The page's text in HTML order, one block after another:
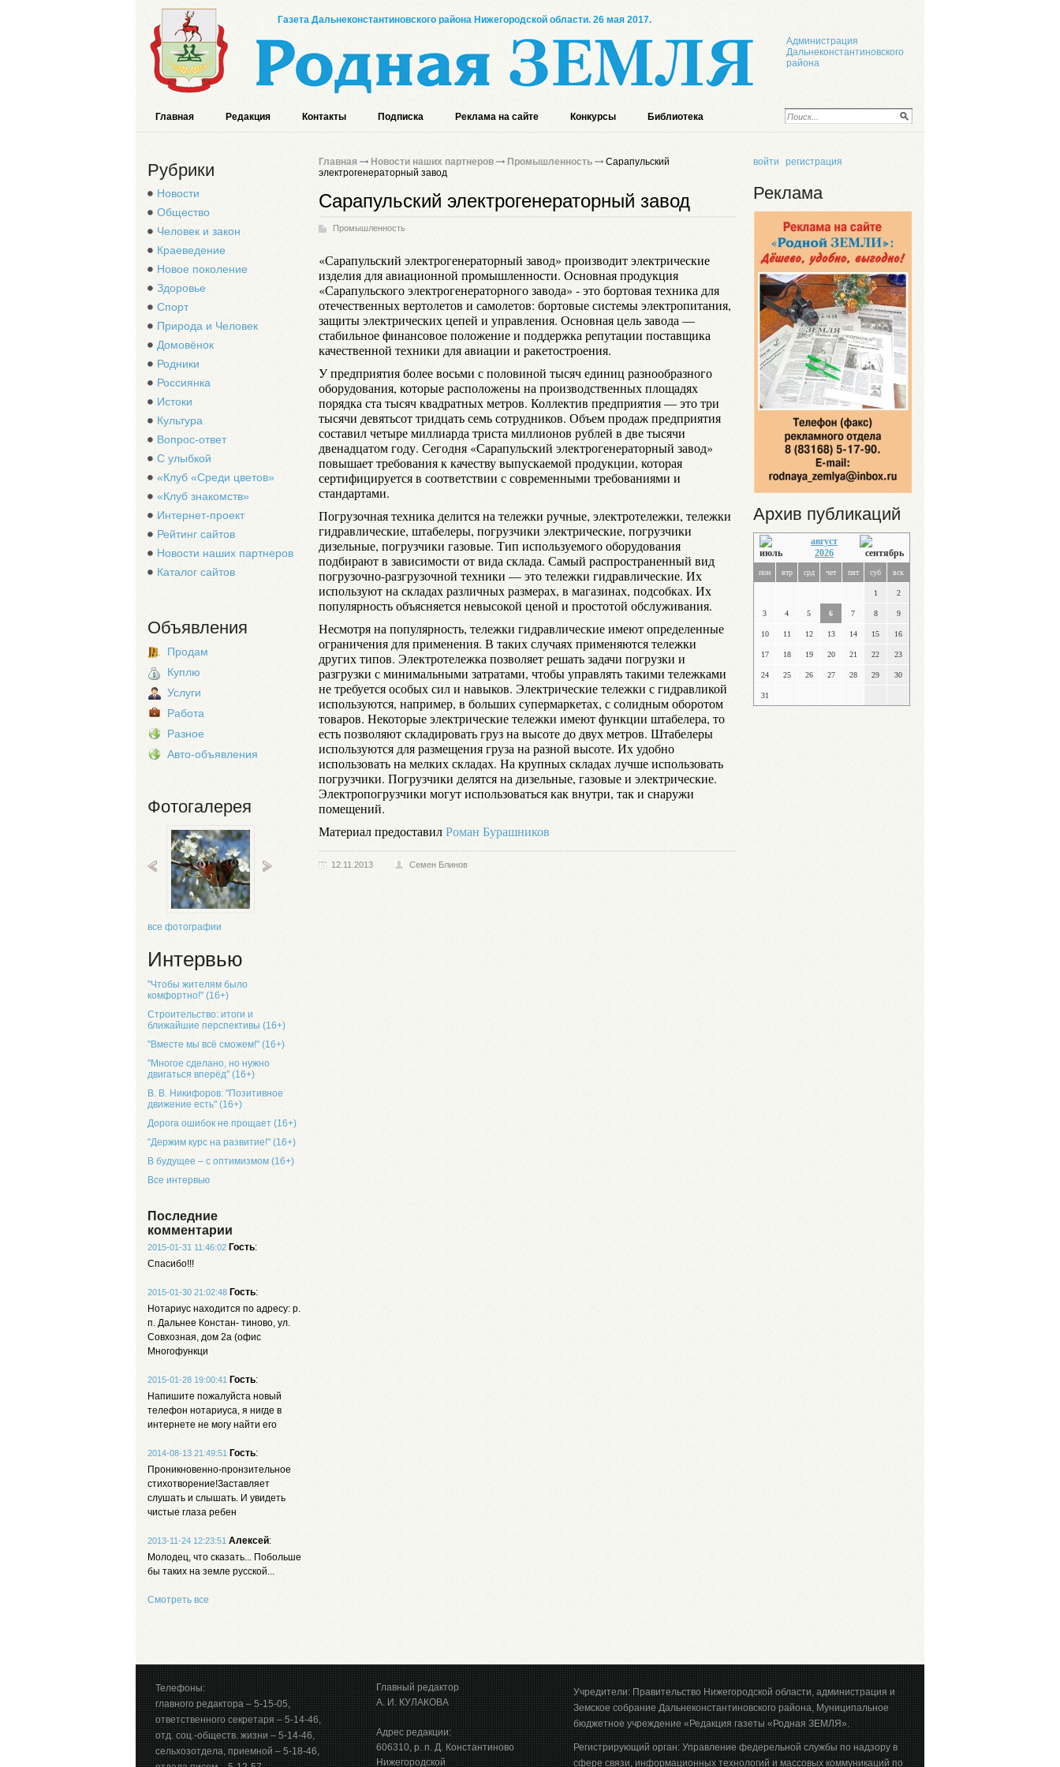
Газета Дальнеконстантиновского района Нижегородской области. 26 мая 2017.
Администрация
Дальнеконстантиновского
района
Главная Редакция Контакты Подписка Реклама на сайте Конкурсы Библиотека
Рубрики
Новости
Общество
Человек и закон
Краеведение
Новое поколение
Здоровье
Спорт
Природа и Человек
Домовёнок
Родники
Россиянка
Истоки
Культура
Вопрос-ответ
С улыбкой
«Клуб «Среди цветов»
«Клуб знакомств»
Интернет-проект
Рейтинг сайтов
Новости наших партнеров
Каталог сайтов
Объявления
Продам
Куплю
Услуги
Работа
Разное
Авто-объявления
Фотогалерея
все фотографии
Интервью
"Чтобы жителям было
комфортно!" (16+)
Строительство: итоги и
ближайшие перспективы (16+)
"Вместе мы всё сможем!" (16+)
"Многое сделано, но нужно
двигаться вперёд" (16+)
В. В. Никифоров: "Позитивное
движение есть" (16+)
Дорога ошибок не прощает (16+)
"Держим курс на развитие!" (16+)
В будущее – с оптимизмом (16+)
Все интервью
Последние
комментарии
2015-01-31 11:46:02 Гость:
Спасибо!!!
2015-01-30 21:02:48 Гость:
Нотариус находится по адресу: р.
п. Дальнее Констан- тиново, ул.
Совхозная, дом 2а (офис
Многофункци
2015-01-28 19:00:41 Гость:
Напишите пожалуйста новый
телефон нотариуса, я нигде в
интернете не могу найти его
2014-08-13 21:49:51 Гость:
Проникновенно-пронзительное
стихотворение!Заставляет
слушать и слышать. И увидеть
чистые глаза ребен
2013-11-24 12:23:51 Алексей:
Молодец, что сказать... Побольше
бы таких на земле русской...
Смотреть все
Главная Новости наших партнеров Промышленность
Сарапульский
электрогенераторный завод
Сарапульский электрогенераторный завод
Промышленность
«Сарапульский электрогенераторный завод» производит электрические
изделия для авиационной промышленности. Основная продукция
«Сарапульского электрогенераторного завода» - это бортовая техника для
отечественных вертолетов и самолетов: бортовые системы электропитания,
защиты электрических цепей и управления. Основная цель завода —
стабильное финансовое положение и поддержка репутации поставщика
качественной техники для авиации и ракетостроения.
У предприятия более восьми с половиной тысяч единиц разнообразного
оборудования, которые расположены на производственных площадях
порядка ста тысяч квадратных метров. Коллектив предприятия — это три
тысячи девятьсот тридцать семь сотрудников. Объем продаж предприятия
составил четыре миллиарда триста миллионов рублей в две тысячи
двенадцатом году. Сегодня «Сарапульский электрогенераторный завод»
повышает требования к качеству выпускаемой продукции, которая
сертифицируется в соответствии с современными требованиями и
стандартами.
Погрузочная техника делится на тележки ручные, электротележки, тележки
гидравлические, штабелеры, погрузчики электрические, погрузчики
дизельные, погрузчики газовые. Тип используемого оборудования
подбирают в зависимости от вида склада. Самый распространенный вид
погрузочно-разгрузочной техники — это тележки гидравлические. Их
используют на складах различных размерах, в магазинах, подсобках. Их
популярность объясняется невысокой ценой и простотой обслуживания.
Несмотря на популярность, тележки гидравлические имеют определенные
ограничения для применения. В таких случаях применяются тележки
других типов. Электротележка позволяет решать задачи погрузки и
разгрузки с минимальными затратами, чтобы управлять такими тележками
не требуется особых сил и навыков. Электрические тележки с гидравликой
используются, например, в больших супермаркетах, с солидным оборотом
товаров. Некоторые электрические тележки имеют функции штабелера, то
есть позволяют складировать груз на высоте до двух метров. Штабелеры
используются для размещения груза на разной высоте. Их удобно
использовать на мелких складах. На крупных складах лучше использовать
погрузчики. Погрузчики делятся на дизельные, газовые и электрические.
Электропогрузчики могут использоваться как внутри, так и снаружи
помещений.
Материал предоставилРоман Бурашников
12.11.2013 Семен Блинов
войти регистрация
Реклама
Архив публикаций
август
2026
пон втр срд чет пят суб вск
1 2
3 4 5 6 7 8 9
10 11 12 13 14 15 16
17 18 19 20 21 22 23
24 25 26 27 28 29 30
31
Телефоны:
главного редактора – 5-15-05,
ответственного секретаря – 5-14-46,
отд. соц.-обществ. жизни – 5-14-46,
сельхозотдела, приемной – 5-18-46,
Главный редактор
А. И. КУЛАКОВА
Адрес редакции:
606310, р. п. Д. Константиново
Нижегородской
Учредители: Правительство Нижегородской области, администрация и
Земское собрание Дальнеконстантиновского района, Муниципальное
бюджетное учреждение «Редакция газеты «Родная ЗЕМЛЯ».
Регистрирующий орган: Управление федерельной службы по надзору в
сфере связи, информационных технологий и массовых коммуникаций по